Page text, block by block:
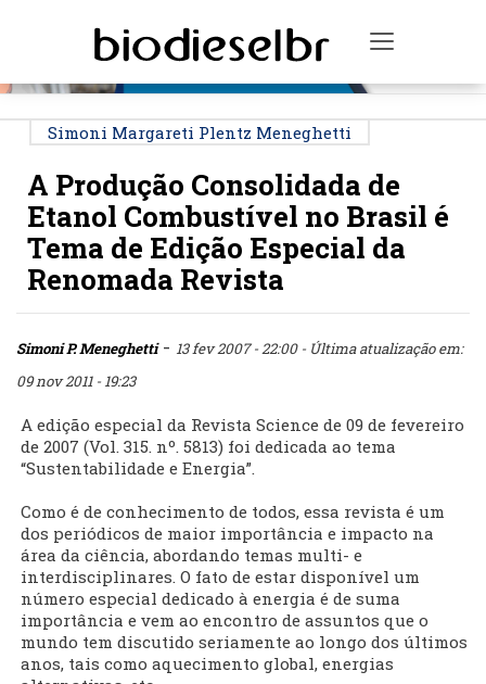
Toggle
Simoni Margareti Plentz Meneghetti
A Produção Consolidada de
Etanol Combustível no Brasil é
Tema de Edição Especial da
Renomada Revista
Simoni P. Meneghetti- 13 fev 2007 - 22:00 - Última atualização em:
09 nov 2011 - 19:23
A edição especial da Revista Science de 09 de fevereiro
de 2007 (Vol. 315. nº. 5813) foi dedicada ao tema
“Sustentabilidade e Energia”.
Como é de conhecimento de todos, essa revista é um
dos periódicos de maior importância e impacto na
área da ciência, abordando temas multi- e
interdisciplinares. O fato de estar disponível um
número especial dedicado à energia é de suma
importância e vem ao encontro de assuntos que o
mundo tem discutido seriamente ao longo dos últimos
anos, tais como aquecimento global, energias